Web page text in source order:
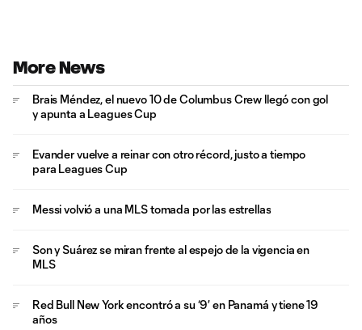
More News
Brais Méndez, el nuevo 10 de Columbus Crew llegó con gol
y apunta a Leagues Cup
Evander vuelve a reinar con otro récord, justo a tiempo
para Leagues Cup
Messi volvió a una MLS tomada por las estrellas
Son y Suárez se miran frente al espejo de la vigencia en
MLS
Red Bull New York encontró a su ‘9’ en Panamá y tiene 19
años